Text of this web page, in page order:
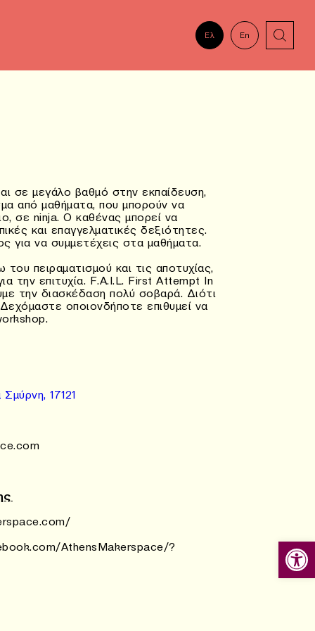
Ελ En
σε μεγάλο βαθμό στην εκπαίδευση,
από μαθήματα, που μπορούν να
σε ninja. O καθένας μπορεί να
και επαγγελματικές δεξιότητες.
για να συμμετέχεις στα μαθήματα.
πειραματισμού και τις αποτυχίας,
την επιτυχία. F.A.I.L. First Attempt In
την διασκέδαση πολύ σοβαρά. Διότι
οποιονδήποτε επιθυμεί να
17121
AthensMakerspace/?